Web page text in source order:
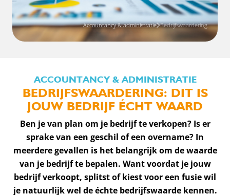
Accountancy & administratie Bedrijfswaardering
ACCOUNTANCY & ADMINISTRATIE
BEDRIJFSWAARDERING: DIT IS
JOUW BEDRIJF ÉCHT WAARD
Ben je van plan om je bedrijf te verkopen? Is er
sprake van een geschil of een overname? In
meerdere gevallen is het belangrijk om de waarde
van je bedrijf te bepalen. Want voordat je jouw
bedrijf verkoopt, splitst of kiest voor een fusie wil
je natuurlijk wel de échte bedrijfswaarde kennen.